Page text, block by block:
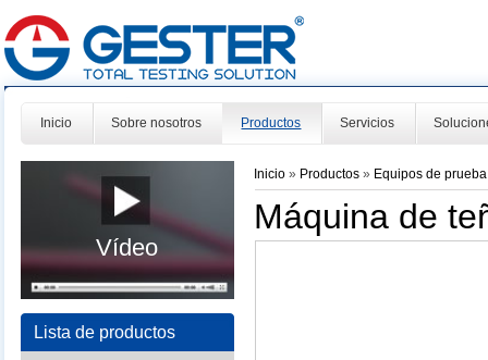
Inicio Sobre nosotros Productos Servicios
Vídeo
Lista de productos
Inicio » Productos» Equipos de
Máquina de